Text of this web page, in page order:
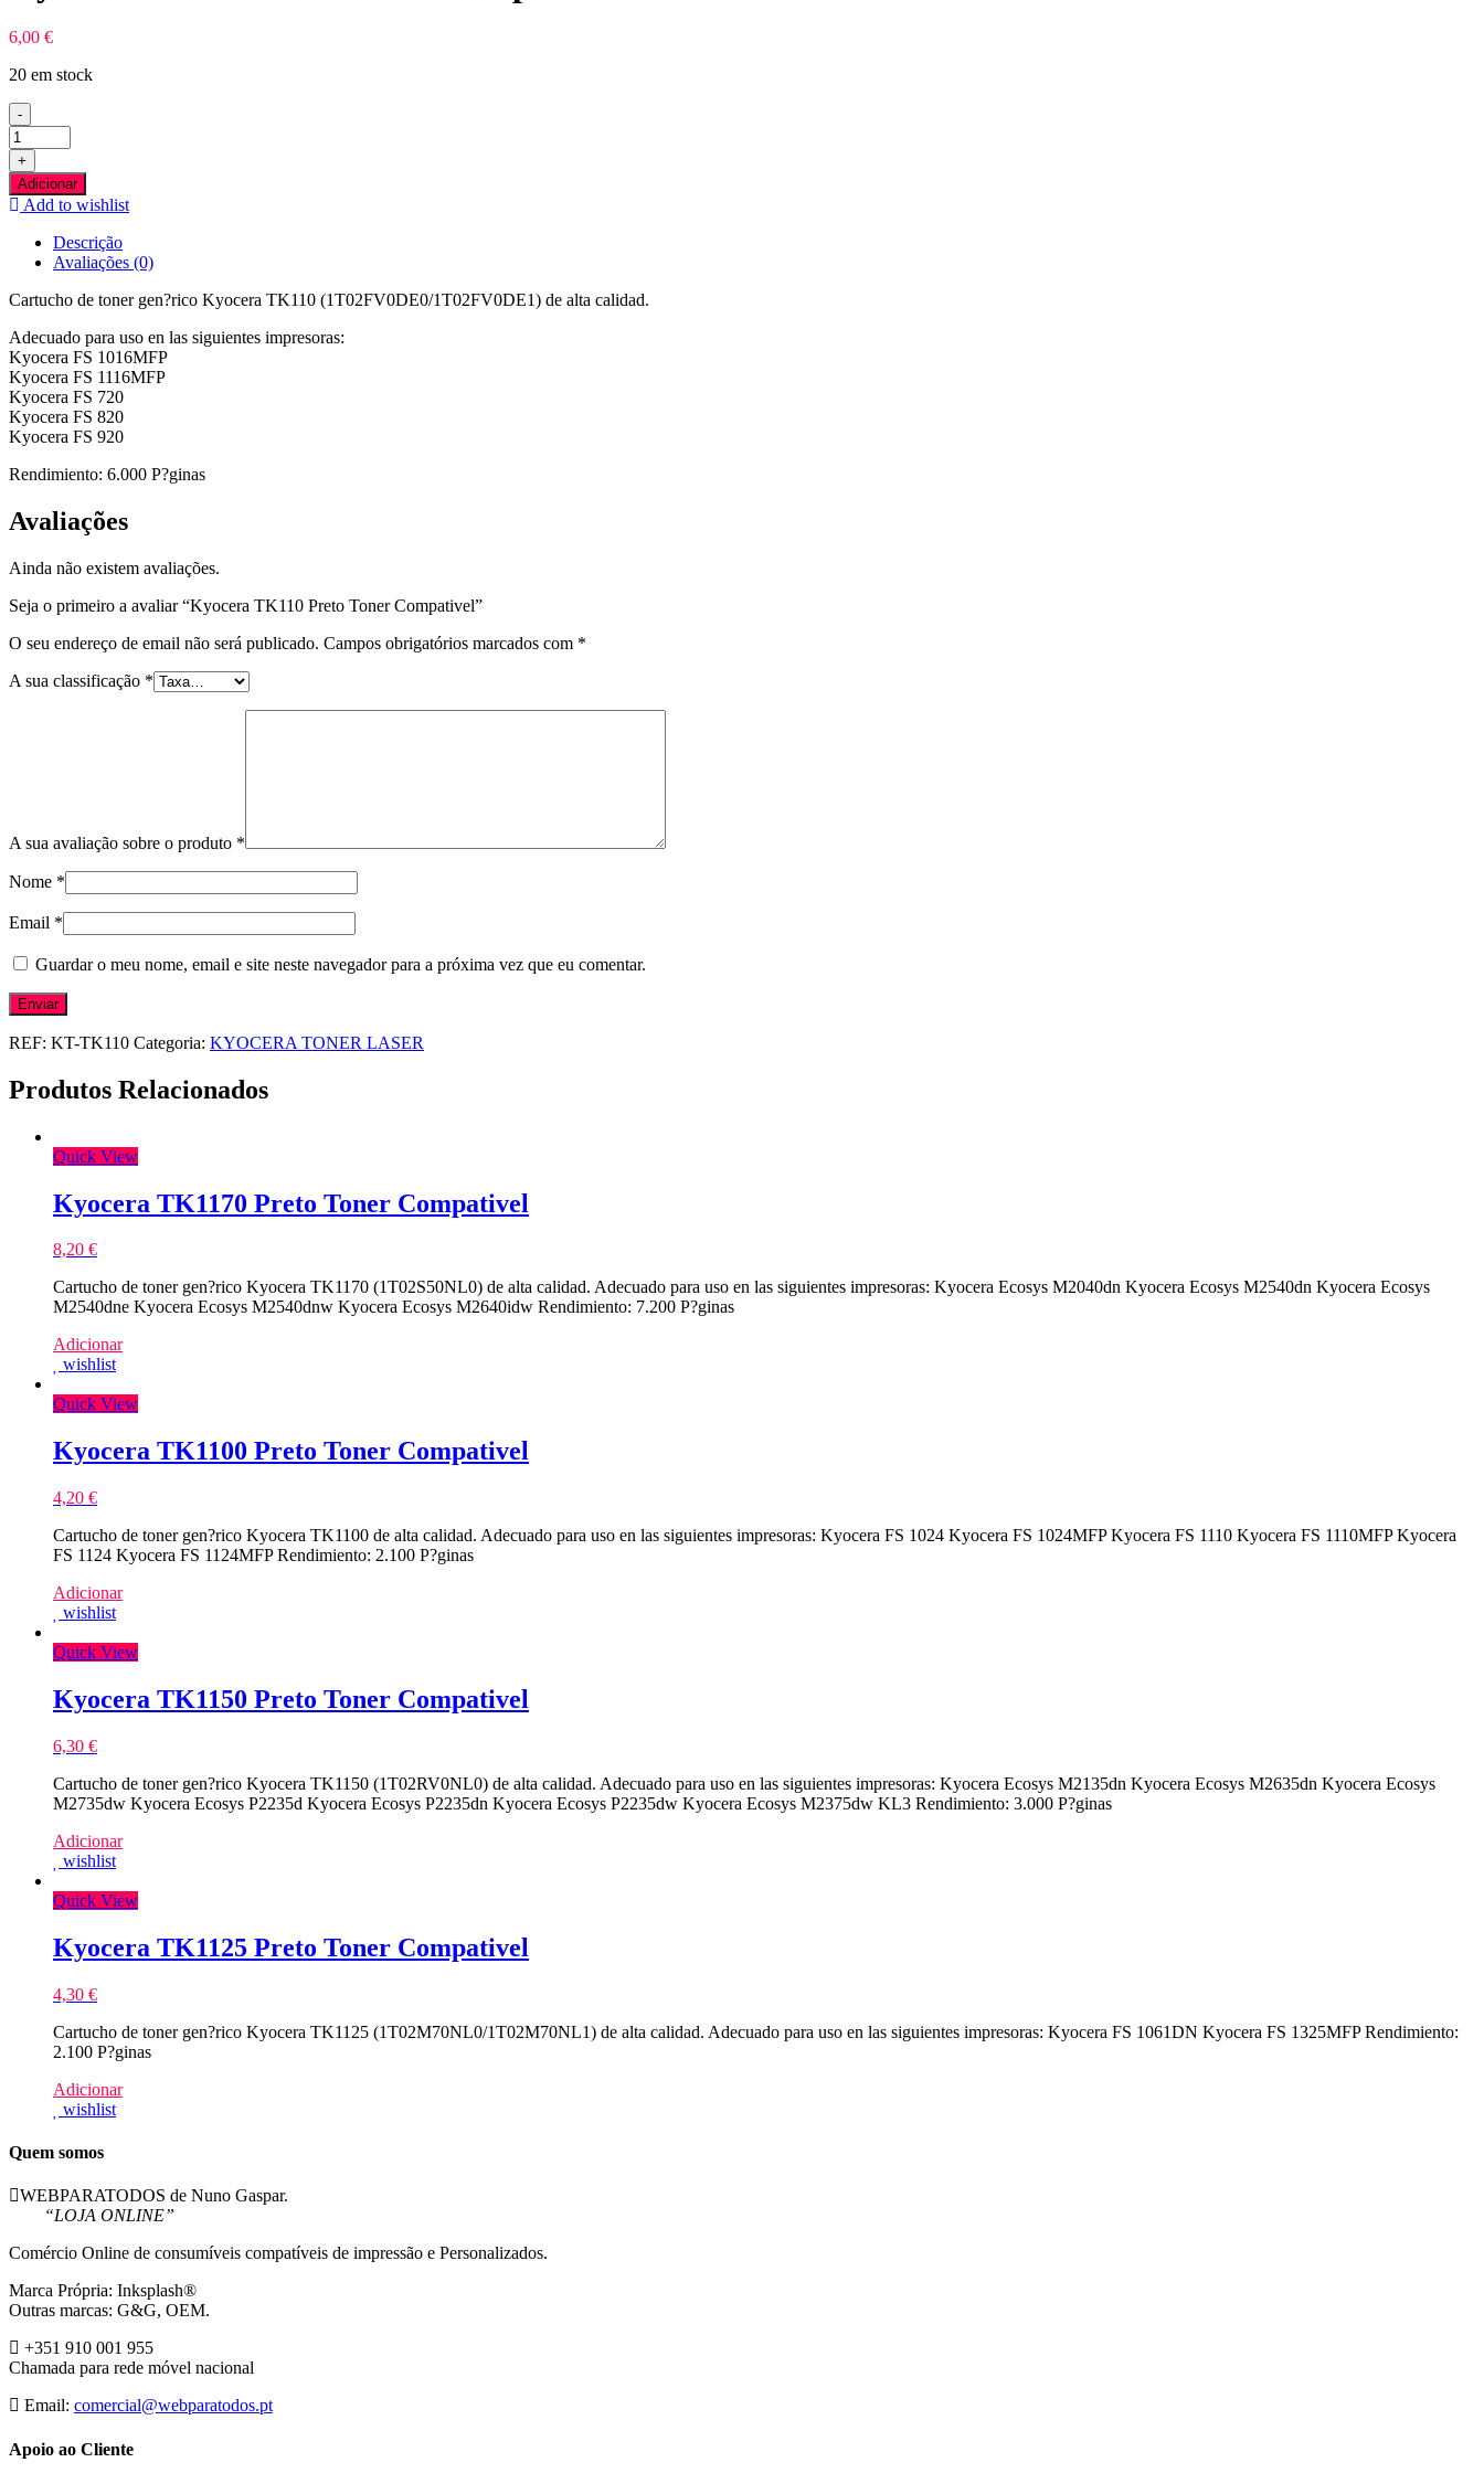
6,00 €
20 em stock
-
Quantidade
de
Kyocera
TK110
Preto
Compativel
+
Adicionar
Add to wishlist
Descrição
Avaliações (0)
Cartucho de toner gen?rico Kyocera TK110 (1T02FV0DE0/1T02FV0DE1) de alta calidad.
Adecuado para uso en las siguientes impresoras:
Kyocera FS 1016MFP
Kyocera FS 1116MFP
Kyocera FS 720
Kyocera FS 820
Kyocera FS 920
Rendimiento: 6.000 P?ginas
Avaliações
Ainda não existem avaliações.
Seja o primeiro a avaliar “Kyocera TK110 Preto Toner Compativel”
O seu endereço de email não será publicado. Campos obrigatórios marcados com *
A sua classificação *
A sua avaliação sobre o produto *
Nome *
Email *
Guardar o meu nome, email e site neste navegador para a próxima vez que eu comentar.
REF: KT-TK110 Categoria: KYOCERA TONER LASER
Produtos Relacionados
Quick View
Kyocera TK1170 Preto Toner Compativel
8,20 €
Cartucho de toner gen?rico Kyocera TK1170 (1T02S50NL0) de alta calidad. Adecuado para uso en las siguientes impresoras: Kyocera Ecosys M2040dn Kyocera Ecosys M2540dn Kyocera Ecosys
M2540dne Kyocera Ecosys M2540dnw Kyocera Ecosys M2640idw Rendimiento: 7.200 P?ginas
Adicionar
wishlist
Quick View
Kyocera TK1100 Preto Toner Compativel
4,20 €
Cartucho de toner gen?rico Kyocera TK1100 de alta calidad. Adecuado para uso en las siguientes impresoras: Kyocera FS 1024 Kyocera FS 1024MFP Kyocera FS 1110 Kyocera FS 1110MFP Kyocera
FS 1124 Kyocera FS 1124MFP Rendimiento: 2.100 P?ginas
Adicionar
wishlist
Quick View
Kyocera TK1150 Preto Toner Compativel
6,30 €
Cartucho de toner gen?rico Kyocera TK1150 (1T02RV0NL0) de alta calidad. Adecuado para uso en las siguientes impresoras: Kyocera Ecosys M2135dn Kyocera Ecosys M2635dn Kyocera Ecosys
M2735dw Kyocera Ecosys P2235d Kyocera Ecosys P2235dn Kyocera Ecosys P2235dw Kyocera Ecosys M2375dw KL3 Rendimiento: 3.000 P?ginas
Adicionar
wishlist
Quick View
Kyocera TK1125 Preto Toner Compativel
4,30 €
Cartucho de toner gen?rico Kyocera TK1125 (1T02M70NL0/1T02M70NL1) de alta calidad. Adecuado para uso en las siguientes impresoras: Kyocera FS 1061DN Kyocera FS 1325MFP Rendimiento:
2.100 P?ginas
Adicionar
wishlist
Quem somos
WEBPARATODOS de Nuno Gaspar.
“LOJA ONLINE”
Comércio Online de consumíveis compatíveis de impressão e Personalizados.
Marca Própria: Inksplash®
Outras marcas: G&G, OEM.
+351 910 001 955
Chamada para rede móvel nacional
Email: comercial@webparatodos.pt
Apoio ao Cliente